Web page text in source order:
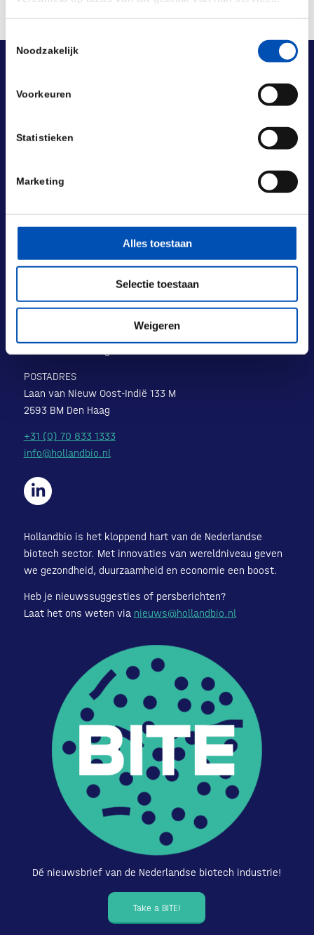
Noodzakelijk
Voorkeuren
Statistieken
Marketing
Alles toestaan
Selectie toestaan
Weigeren
Laan van Nieuw Oost-Indië 131-133
POSTADRES
Laan van Nieuw Oost-Indië 133 M
2593 BM Den Haag
+31 (0) 70 833 1333
info@hollandbio.nl
Hollandbio is het kloppend hart van de Nederlandse
biotech sector. Met innovaties van wereldniveau geven
we gezondheid, duurzaamheid en economie een boost.
Heb je nieuwssuggesties of persberichten?
Laat het ons weten via nieuws@hollandbio.nl
Dé nieuwsbrief van de Nederlandse biotech industrie!
Take a BITE!